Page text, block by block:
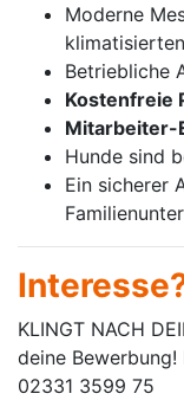
Moderne
Betriebliche
Kostenfreie
Mitarbeiter-
Hunde sind
Ein sicherer
KLINGT NACH
deine Bewerbung!
02331 3599 75